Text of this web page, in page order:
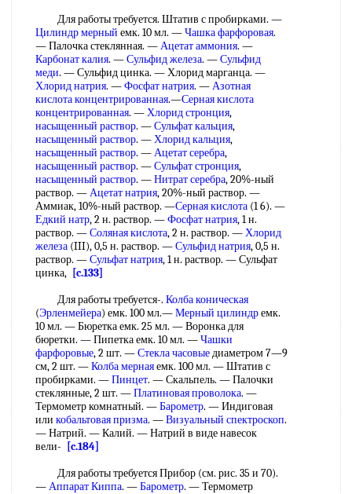
Для работы требуется. Штатив с пробирками. —
Цилиндр мерный емк. 10 мл. —Чашка фарфоровая.
— Палочка стеклянная. —Ацетат аммония. —
Карбонат калия. —Сульфид железа. —Сульфид
меди. — Сульфид цинка. — Хлорид марганца. —
Хлорид натрия. —Фосфат натрия. —Азотная
кислота концентрированная.—Серная кислота
концентрированная. —Хлорид стронция,
насыщенный раствор. —Сульфат кальция,
насыщенный раствор. —Хлорид кальция,
насыщенный раствор. —Ацетат серебра,
насыщенный раствор. —Сульфат стронция,
насыщенный раствор. —Нитрат серебра, 20%-ный
раствор. —Ацетат натрия, 20%-ный раствор. —
Аммиак, 10%-ный раствор. —Серная кислота (1 6). —
Едкий натр, 2 н. раствор. —Фосфат натрия, 1 н.
раствор. —Соляная кислота, 2 н. раствор. —Хлорид
железа (III), 0,5 н. раствор. —Сульфид натрия, 0,5 н.
раствор. —Сульфат натрия, 1 н. раствор. — Сульфат
цинка, [c.133]
Для работы требуется-. Колба коническая
(Эрленмейера) емк. 100 мл.—Мерный цилиндремк.
10 мл. — Бюретка емк. 25 мл. — Воронка для
бюретки. — Пипетка емк. 10 мл. —Чашки
фарфоровые, 2 шт. —Стекла часовыедиаметром 7—9
см, 2 шт. —Колба мернаяемк. 100 мл. — Штатив с
пробирками. —Пинцет. — Скальпель. — Палочки
стеклянные, 2 шт. —Платиновая проволока. —
Термометр комнатный. —Барометр. — Индиговая
или кобальтовая призма. —Визуальный спектроскоп.
— Натрий. — Калий. — Натрий в виде навесок
вели-
[c.184]
Для работы требуется Прибор (см. рис. 35 и 70).
—Аппарат Киппа. —Барометр. — Термометр